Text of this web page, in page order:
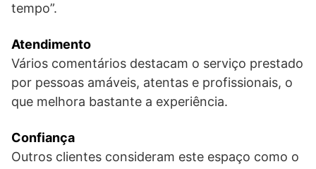
tempo”.
Atendimento
Vários comentários destacam o serviço prestado
por pessoas amáveis, atentas e profissionais, o
que melhora bastante a experiência.
Confiança
Outros clientes consideram este espaço como o